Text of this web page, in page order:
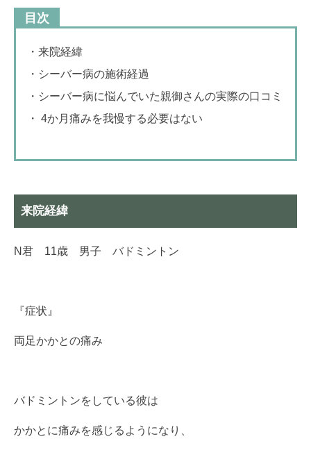
目次
・来院経緯
・シーバー病の施術経過
・シーバー病に悩んでいた親御さんの実際の口コミ
・ 4か月痛みを我慢する必要はない
来院経緯
N君 11歳 男子 バドミントン
『症状』
両足かかとの痛み
バドミントンをしている彼は
かかとに痛みを感じるようになり、